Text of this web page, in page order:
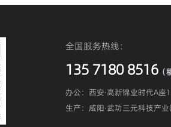
全国服务热线：
135 7180 8516 （
办公：西安·高新锦业时代A座
生产：咸阳·武功三元科技产业